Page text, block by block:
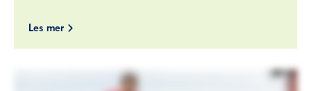
Les mer